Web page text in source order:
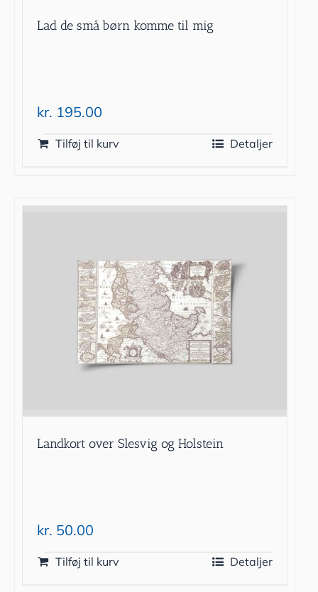
Lad de små børn komme til mig
kr. 195.00
Tilføj til kurv Detaljer
Landkort over Slesvig og Holstein
kr. 50.00
Tilføj til kurv Detaljer